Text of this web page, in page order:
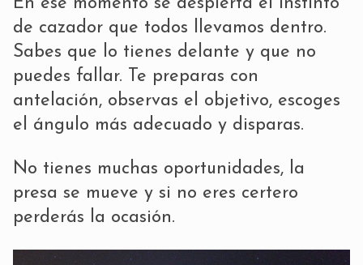
de cazador que todos llevamos dentro.
Sabes que lo tienes delante y que no
puedes fallar. Te preparas con
antelación, observas el objetivo, escoges
el ángulo más adecuado y disparas.
No tienes muchas oportunidades, la
presa se mueve y si no eres certero
perderás la ocasión.